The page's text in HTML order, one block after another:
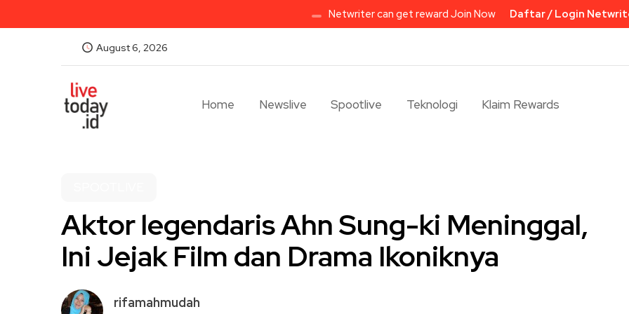
Netwriter can get reward Join Now Daftar / Login
August 6, 2026
Home Newslive Spootlive Teknologi Klaim Rewards
Aktor legendaris Ahn Sung-ki Meninggal,
Ini Jejak Film dan Drama Ikoniknya
rifamahmudah